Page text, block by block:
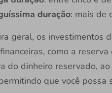
duração: mais de
geral, os investimentos
como a
do dinheiro reservado,
que você possa